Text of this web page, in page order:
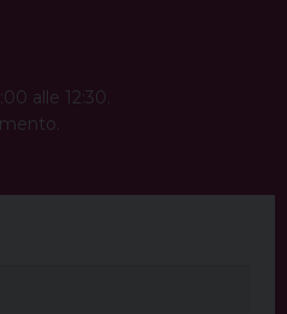
alle 12:30.